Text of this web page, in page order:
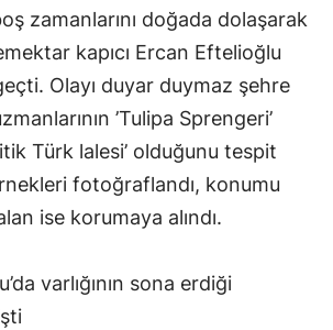
zamanlarını doğada dolaşarak
kapıcı Ercan Eftelioğlu
Olayı duyar duymaz şehre
’Tulipa Sprengeri’
Türk lalesi’ olduğunu tespit
fotoğraflandı, konumu
ise korumaya alındı.
varlığının sona erdiği